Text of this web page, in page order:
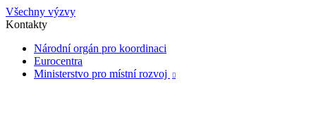
Všechny výzvy
Kontakty
Národní orgán pro koordinaci
Eurocentra
Ministerstvo pro místní rozvoj
